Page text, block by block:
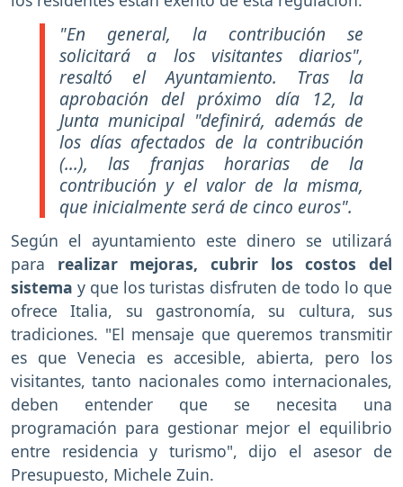
"En general, la contribución se
solicitará a los visitantes diarios",
resaltó el Ayuntamiento. Tras la
aprobación del próximo día 12, la
Junta municipal "definirá, además de
los días afectados de la contribución
(...), las franjas horarias de la
contribución y el valor de la misma,
que inicialmente será de cinco euros".
Según el ayuntamiento este dinero se utilizará
para realizar mejoras, cubrir los costos del
sistemay que los turistas disfruten de todo lo que
ofrece Italia, su gastronomía, su cultura, sus
tradiciones. "El mensaje que queremos transmitir
es que Venecia es accesible, abierta, pero los
visitantes, tanto nacionales como internacionales,
deben entender que se necesita una
programación para gestionar mejor el equilibrio
entre residencia y turismo", dijo el asesor de
Presupuesto, Michele Zuin.